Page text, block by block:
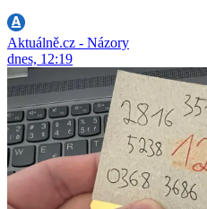
Aktuálně.cz - Názory
dnes, 12:19